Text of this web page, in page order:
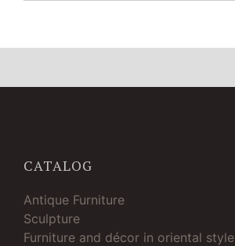
CATALOG
Antique Furniture
Sculpture
Furniture and décor in oriental style